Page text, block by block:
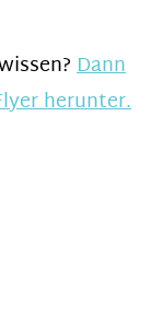
Dann
herunter.